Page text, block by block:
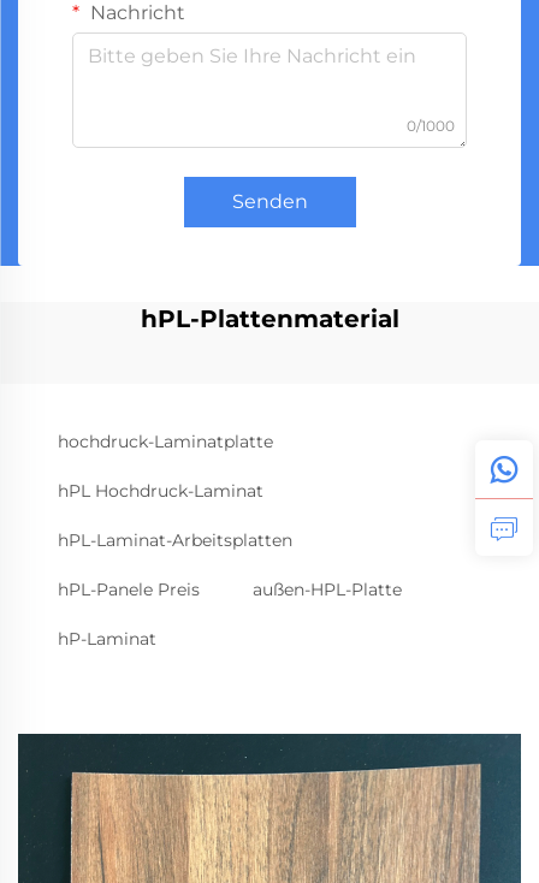
Nachricht
0/1000
Senden
hPL-Plattenmaterial
hochdruck-Laminatplatte
hPL Hochdruck-Laminat
hPL-Laminat-Arbeitsplatten
hPL-Panele Preis außen-HPL-Platte
hP-Laminat